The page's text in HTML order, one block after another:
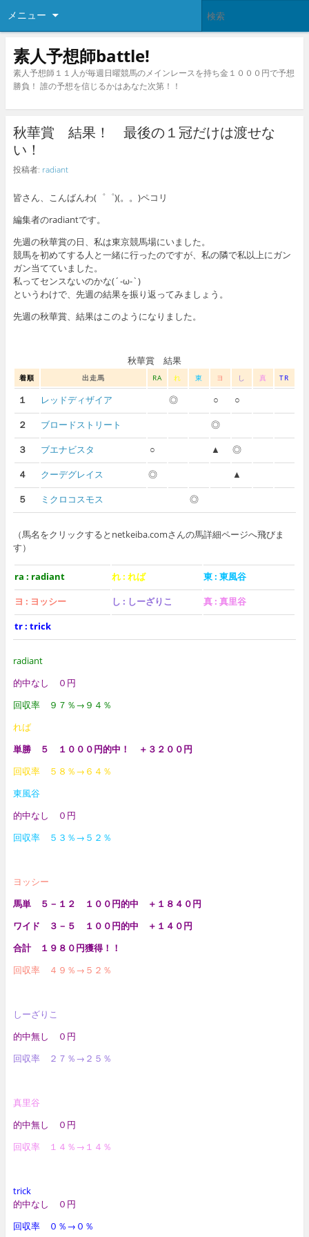
メニュー
素人予想師battle!
素人予想師１１人が毎週日曜競馬のメインレースを持ち金１０００円で予想
勝負！ 誰の予想を信じるかはあなた次第！！
秋華賞 結果！ 最後の１冠だけは渡せな
い！
投稿者: radiant
皆さん、こんばんわ(゜゜)(。。)ペコリ
編集者のradiantです。
先週の秋華賞の日、私は東京競馬場にいました。
競馬を初めてする人と一緒に行ったのですが、私の隣で私以上にガン
ガン当てていました。
私ってセンスないのかな(´-ω-`)
というわけで、先週の結果を振り返ってみましょう。
先週の秋華賞、結果はこのようになりました。
秋華賞 結果
着順 出走馬 RA れ 東 ヨ し 真 TR
１ レッドディザイア ◎ ○
○
２
ブロードストリート
◎
３
ブエナビスタ ○ ▲
◎
４
クーデグレイス ◎
▲
５
ミクロコスモス ◎
（馬名をクリックするとnetkeiba.comさんの馬詳細ページへ飛びま
す）
ra : radiant れ : れば
東 : 東風谷
ヨ : ヨッシー
し : しーざりこ
真 : 真里谷
tr : trick
radiant
的中なし ０円
回収率 ９７％→９４％
れば
単勝 ５ １０００円的中！ ＋３２００円
回収率 ５８％→６４％
東風谷
的中なし ０円
回収率 ５３％→５２％
ヨッシー
馬単 ５－１２ １００円的中 ＋１８４０円
ワイド ３－５ １００円的中 ＋１４０円
合計 １９８０円獲得！！
回収率 ４９％→５２％
しーざりこ
的中無し ０円
回収率 ２７％→２５％
真里谷
的中無し ０円
回収率 １４％→１４％
trick
的中なし ０円
回収率 ０％→０％